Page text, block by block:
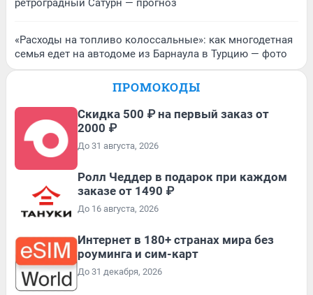
ретроградный Сатурн — прогноз
«Расходы на топливо колоссальные»: как многодетная
семья едет на автодоме из Барнаула в Турцию — фото
ПРОМОКОДЫ
Скидка 500 ₽ на первый заказ от
2000 ₽
До 31 августа, 2026
Ролл Чеддер в подарок при каждом
заказе от 1490 ₽
До 16 августа, 2026
Интернет в 180+ странах мира без
роуминга и сим-карт
До 31 декабря, 2026